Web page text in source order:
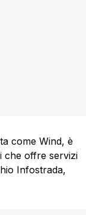
come Wind, è
che offre servizi
Infostrada,